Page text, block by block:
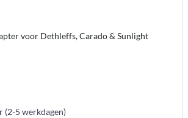
voor Dethleffs, Carado & Sunlight
(2-5 werkdagen)